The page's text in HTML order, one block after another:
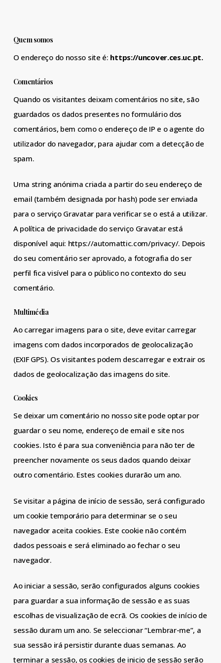
Quem somos
O endereço do nosso site é: https://uncover.ces.uc.pt.
Comentários
Quando os visitantes deixam comentários no site, são
guardados os dados presentes no formulário dos
comentários, bem como o endereço de IP e o agente do
utilizador do navegador, para ajudar com a detecção de
spam.
Uma string anónima criada a partir do seu endereço de
email (também designada por hash) pode ser enviada
para o serviço Gravatar para verificar se o está a utilizar.
A política de privacidade do serviço Gravatar está
disponível aqui: https://automattic.com/privacy/. Depois
do seu comentário ser aprovado, a fotografia do ser
perfil fica visível para o público no contexto do seu
comentário.
Multimédia
Ao carregar imagens para o site, deve evitar carregar
imagens com dados incorporados de geolocalização
(EXIF GPS). Os visitantes podem descarregar e extrair os
dados de geolocalização das imagens do site.
Cookies
Se deixar um comentário no nosso site pode optar por
guardar o seu nome, endereço de email e site nos
cookies. Isto é para sua conveniência para não ter de
preencher novamente os seus dados quando deixar
outro comentário. Estes cookies durarão um ano.
Se visitar a página de início de sessão, será configurado
um cookie temporário para determinar se o seu
navegador aceita cookies. Este cookie não contém
dados pessoais e será eliminado ao fechar o seu
navegador.
Ao iniciar a sessão, serão configurados alguns cookies
para guardar a sua informação de sessão e as suas
escolhas de visualização de ecrã. Os cookies de início de
sessão duram um ano. Se seleccionar “Lembrar-me”, a
sua sessão irá persistir durante duas semanas. Ao
terminar a sessão, os cookies de inicio de sessão serão